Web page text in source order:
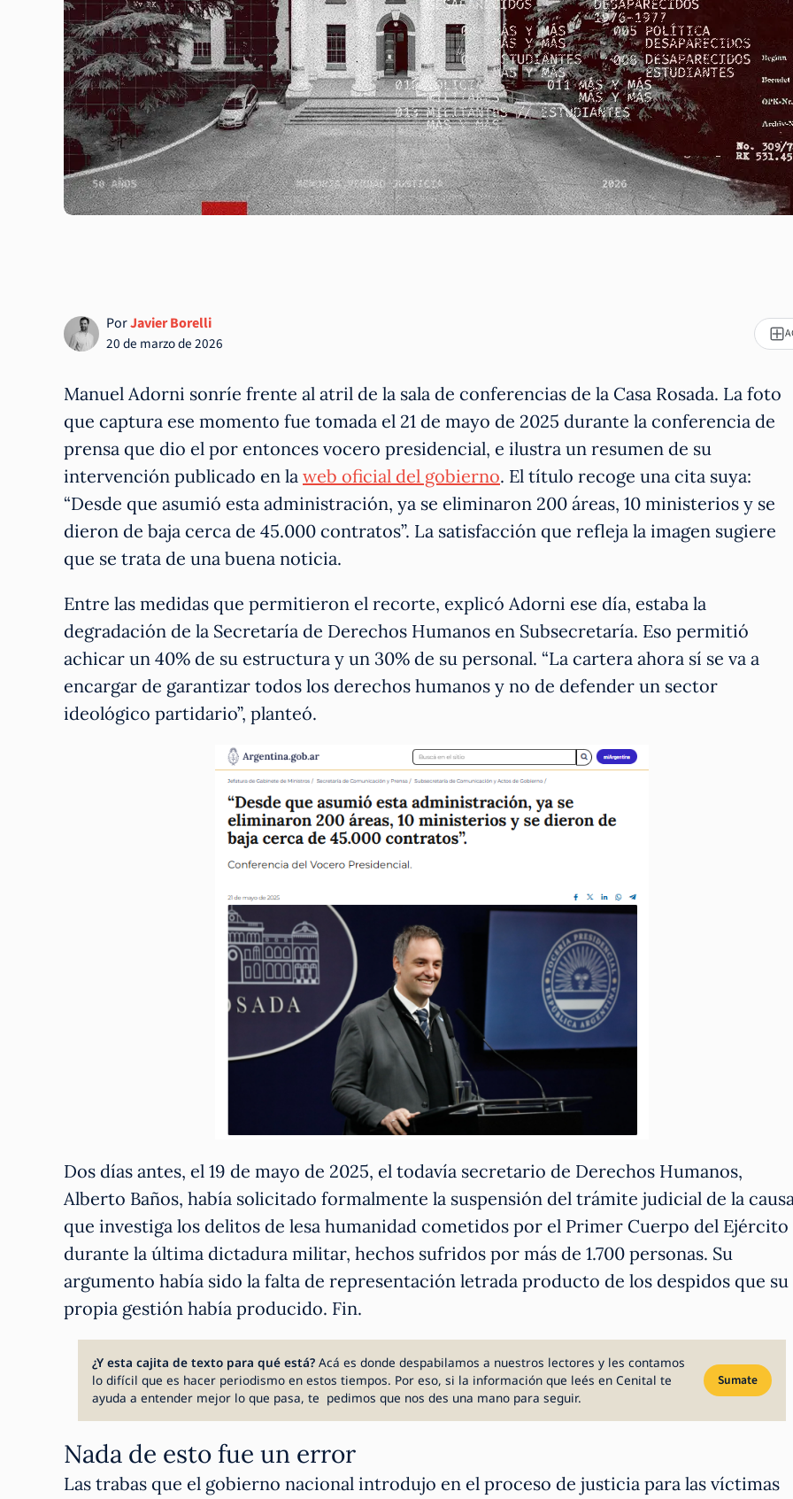
PorJavier Borelli
20 de marzo de 2026
Manuel Adorni sonríe frente al atril de la sala de conferencias de la Casa Rosada. La foto
que captura ese momento fue tomada el 21 de mayo de 2025 durante la conferencia de
prensa que dio el por entonces vocero presidencial, e ilustra un resumen de su
intervención publicado en la web oficial del gobierno. El título recoge una cita suya:
“Desde que asumió esta administración, ya se eliminaron 200 áreas, 10 ministerios y se
dieron de baja cerca de 45.000 contratos”. La satisfacción que refleja la imagen sugiere
que se trata de una buena noticia.
Entre las medidas que permitieron el recorte, explicó Adorni ese día, estaba la
degradación de la Secretaría de Derechos Humanos en Subsecretaría. Eso permitió
achicar un 40% de su estructura y un 30% de su personal. “La cartera ahora sí se va a
encargar de garantizar todos los derechos humanos y no de defender un sector
ideológico partidario”, planteó.
Dos días antes, el 19 de mayo de 2025, el todavía secretario de Derechos Humanos,
Alberto Baños, había solicitado formalmente la suspensión del trámite judicial de la
que investiga los delitos de lesa humanidad cometidos por el Primer Cuerpo del Ejército
durante la última dictadura militar, hechos sufridos por más de 1.700 personas. Su
argumento había sido la falta de representación letrada producto de los despidos que su
propia gestión había producido. Fin.
¿Y esta cajita de texto para qué está? Acá es donde despabilamos a nuestros lectores y les contamos
lo difícil que es hacer periodismo en estos tiempos. Por eso, si la información que leés en Cenital te
ayuda a entender mejor lo que pasa, te pedimos que nos des una mano para seguir.
Sumate
Nada de esto fue un error
Las trabas que el gobierno nacional introdujo en el proceso de justicia para las víctimas